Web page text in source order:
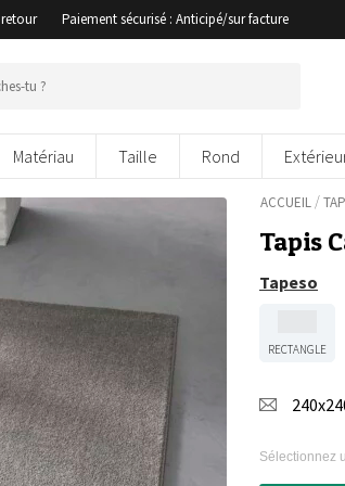
Paiement sécurisé : Anticipé/sur facture
Matériau Taille Rond
ACCUEIL/
Tapis
Tapeso
RECTANGLE
Sélectionnez